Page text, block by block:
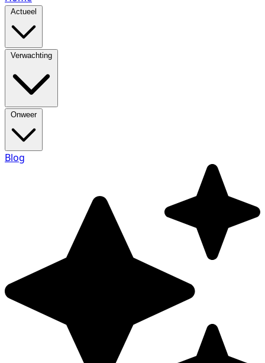
Actueel
Verwachting
Onweer
Blog